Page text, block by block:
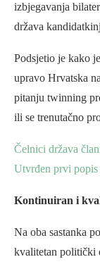
izbjegavanja
država
Podsjetio je kako
upravo Hrvatska
pitanju twinning
ili se trenutačno
Čelnici država
Utvrđen prvi
Kontinuiran i
Na oba sastanka
kvalitetan politički